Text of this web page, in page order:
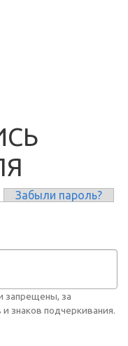
Забыли пароль?
запрещены, за
знаков подчеркивания.